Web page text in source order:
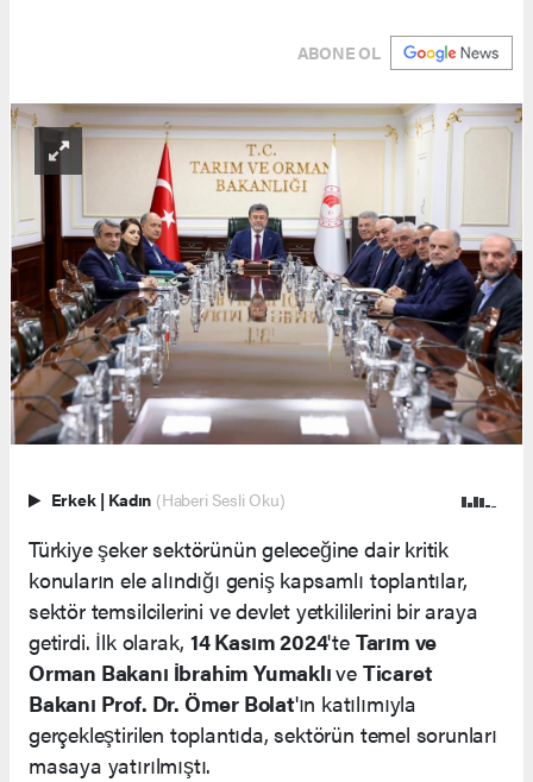
ABONE OL
Erkek | Kadın (Haberi Sesli Oku)
Türkiye şeker sektörünün geleceğine dair kritik
konuların ele alındığı geniş kapsamlı toplantılar,
sektör temsilcilerini ve devlet yetkililerini bir araya
getirdi. İlk olarak, 14 Kasım 2024'te Tarım ve
Orman Bakanı İbrahim Yumaklıve Ticaret
Bakanı Prof. Dr. Ömer Bolat'ın katılımıyla
gerçekleştirilen toplantıda, sektörün temel sorunları
masaya yatırılmıştı.